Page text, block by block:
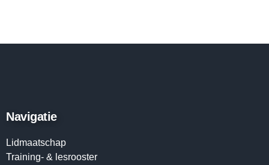
Navigatie
Lidmaatschap
Training- & lesrooster